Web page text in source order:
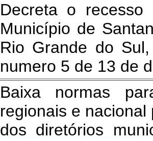
Decreta o
Município de
Rio Grande do
numero 5 de 13 de
Baixa normas
regionais e
dos diretórios